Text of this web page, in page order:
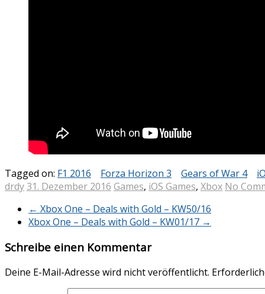
Tagged on: F1 2016 Forza Horizon 3 Gears of War 4
drdy31. Dezember 2016 Games, iOS Games, Xbox No
← Xbox One – Deals with Gold – KW50/16
Xbox One – Deals with Gold – KW01/17 →
Schreibe einen Kommentar
Deine E-Mail-Adresse wird nicht veröffentlicht.